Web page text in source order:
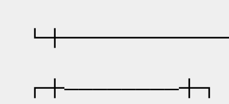
┏╋────────╋┓